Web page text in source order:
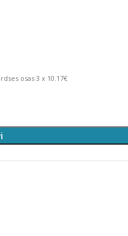
osas 3 x 10.17€